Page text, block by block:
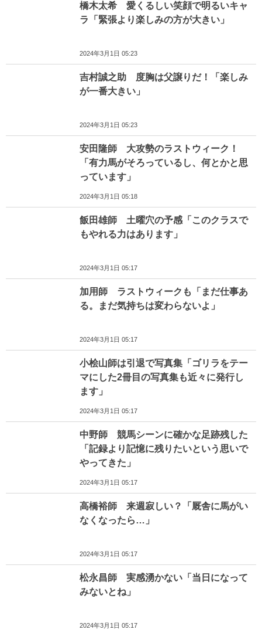
橋木太希 愛くるしい笑顔で明るいキャ
ラ「緊張より楽しみの方が大きい」
2024年3月1日 05:23
吉村誠之助 度胸は父譲りだ！「楽しみ
が一番大きい」
2024年3月1日 05:23
安田隆師 大攻勢のラストウィーク！
「有力馬がそろっているし、何とかと思
っています」
2024年3月1日 05:18
飯田雄師 土曜穴の予感「このクラスで
もやれる力はあります」
2024年3月1日 05:17
加用師 ラストウィークも「まだ仕事あ
る。まだ気持ちは変わらないよ」
2024年3月1日 05:17
小桧山師は引退で写真集「ゴリラをテー
マにした2冊目の写真集も近々に発行し
ます」
2024年3月1日 05:17
中野師 競馬シーンに確かな足跡残した
「記録より記憶に残りたいという思いで
やってきた」
2024年3月1日 05:17
高橋裕師 来週寂しい？「厩舎に馬がい
なくなったら…」
2024年3月1日 05:17
松永昌師 実感湧かない「当日になって
みないとね」
2024年3月1日 05:17